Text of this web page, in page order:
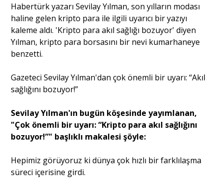
Dünya
Yazı Dizisi
Habertürk yazarı Sevilay Yılman, son yılların modası
haline gelen kripto para ile ilgili uyarıcı bir yazıyı
kaleme aldı. 'Kripto para akıl sağlığı bozuyor' diyen
Yılman, kripto para borsasını bir nevi kumarhaneye
benzetti.
Gazeteci Sevilay Yılman'dan çok önemli bir uyarı: “Akıl
sağlığını bozuyor!”
Sevilay Yılman'ın bugün köşesinde yayımlanan,
"Çok önemli bir uyarı: “Kripto para akıl sağlığını
bozuyor!”" başlıklı makalesi şöyle:
Hepimiz görüyoruz ki dünya çok hızlı bir farklılaşma
süreci içerisine girdi.